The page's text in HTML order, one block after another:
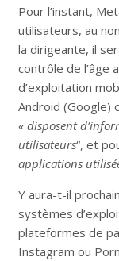
Pour l’instant,
utilisateurs, au
la dirigeante, il
contrôle de l’âge
d’exploitation
Android (Google)
« disposent
utilisateurs“, et
applications
Y aura-t-il
systèmes
plateformes de
Instagram ou